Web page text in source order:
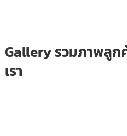
Gallery รวมภาพลูก
เรา